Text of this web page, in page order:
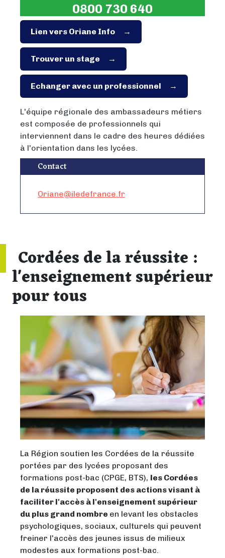
0800 730 640
Lien vers Oriane Info
Trouver un stage
Echanger avec un professionnel
L'équipe régionale des ambassadeurs métiers
est composée de professionnels qui
interviennent dans le cadre des heures dédiées
à l'orientation dans les lycées.
Contact
Oriane@iledefrance.fr
Cordées de la réussite :
l'enseignement supérieur
pour tous
La Région soutien les Cordées de la réussite
portées par des lycées proposant des
formations post-bac (CPGE, BTS), les Cordées
de la réussite proposent des actions visant à
faciliter l'accès à l'enseignement supérieur
du plus grand nombre en levant les obstacles
psychologiques, sociaux, culturels qui peuvent
freiner l'accès des jeunes issus de milieux
modestes aux formations post-bac.